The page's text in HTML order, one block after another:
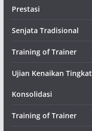
Prestasi
Senjata Tradisional
Training of Trainer
Ujian Kenaikan Tingkat
Konsolidasi
Training of Trainer